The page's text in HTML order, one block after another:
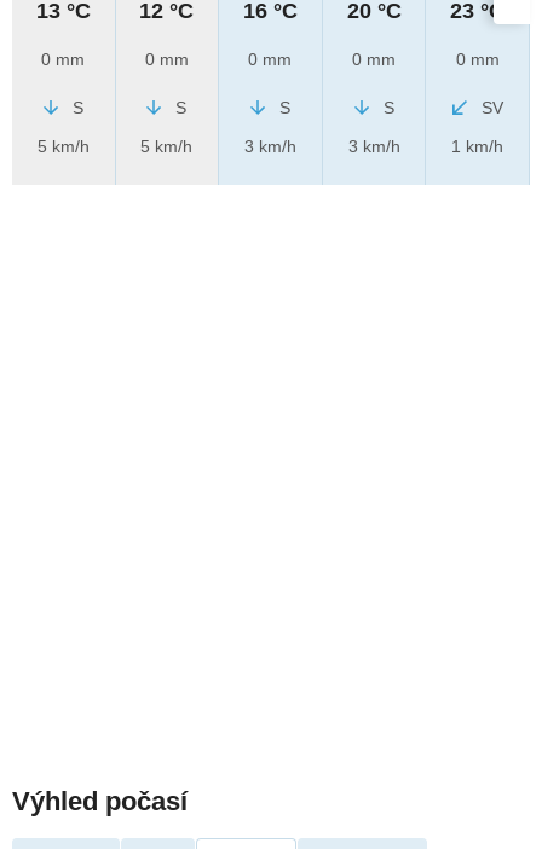
13 °C
0 mm
S
5 km/h
12 °C
0 mm
S
5 km/h
16 °C
0 mm
S
3 km/h
20 °C
0 mm
S
3 km/h
23 °C
0 mm
SV
1 km/h
Výhled počasí